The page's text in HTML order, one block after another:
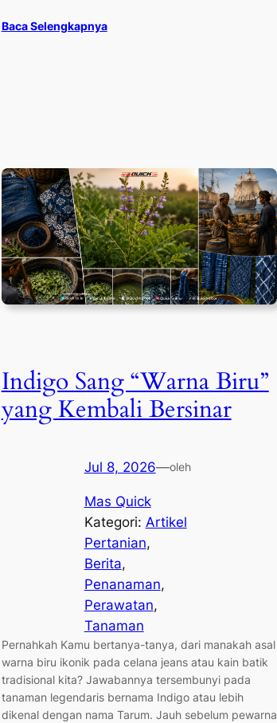
Baca Selengkapnya
Indigo Sang “Warna Biru”
yang Kembali Bersinar
Jul 8, 2026—oleh
Mas Quick
Kategori: Artikel
Pertanian
Berita
Penanaman
Perawatan
Tanaman
Pernahkah Kamu bertanya-tanya, dari manakah asal
warna biru ikonik pada celana jeans atau kain batik
tradisional kita? Jawabannya tersembunyi pada
tanaman legendaris bernama Indigo atau lebih
dikenal dengan nama Tarum. Jauh sebelum pewarna